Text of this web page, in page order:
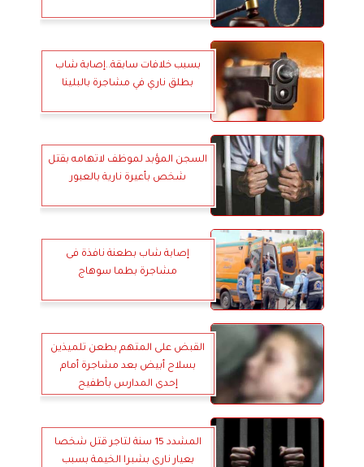
بسبب خلافات سابقة..إصابة شاب
بطلق ناري في مشاجرة بالبلينا
السجن المؤبد لموظف لاتهامه بقتل
شخص بأعيرة نارية بالعبور
إصابة شاب بطعنة نافذة فى
مشاجرة بطما سوهاج
القبض على المتهم بطعن تلميذين
بسلاح أبيض بعد مشاجرة أمام
إحدى المدارس بأطفيح
المشدد 15 سنة لتاجر قتل شخصا
بعيار نارى بشبرا الخيمة بسبب